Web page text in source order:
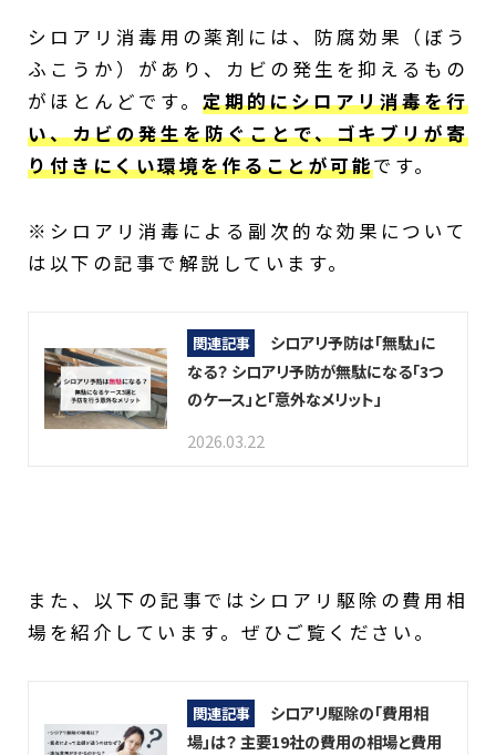
シロアリ消毒用の薬剤には、防腐効果（ぼう
ふこうか）があり、カビの発生を抑えるもの
がほとんどです。定期的にシロアリ消毒を行
い、カビの発生を防ぐことで、ゴキブリが寄
り付きにくい環境を作ることが可能です。
※シロアリ消毒による副次的な効果について
は以下の記事で解説しています。
関連記事
シロアリ予防は「無駄」に
なる？ シロアリ予防が無駄になる「3つ
のケース」と「意外なメリット」
2026.03.22
また、以下の記事ではシロアリ駆除の費用相
場を紹介しています。ぜひご覧ください。
関連記事
シロアリ駆除の「費用相
場」は？ 主要19社の費用の相場と費用